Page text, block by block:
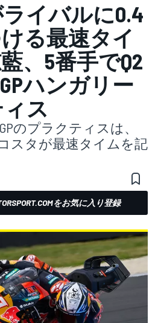
イバルに0.4
る最速タイ
、5番手でQ2
ハンガリー
ス
のプラクティスは、
スタが最速タイムを記
をお気に入り登録